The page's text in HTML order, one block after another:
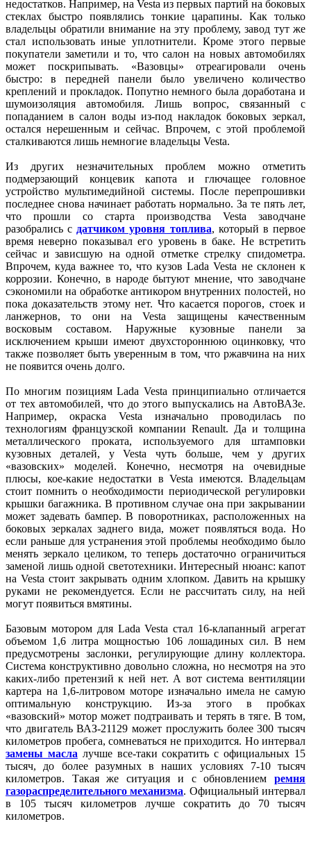
недостатков. Например, на Vesta из первых партий на боковых
стеклах быстро появлялись тонкие царапины. Как только
владельцы обратили внимание на эту проблему, завод тут же
стал использовать иные уплотнители. Кроме этого первые
покупатели заметили и то, что салон на новых автомобилях
может поскрипывать. «Вазовцы» отреагировали очень
быстро: в передней панели было увеличено количество
креплений и прокладок. Попутно немного была доработана и
шумоизоляция автомобиля. Лишь вопрос, связанный с
попаданием в салон воды из-под накладок боковых зеркал,
остался нерешенным и сейчас. Впрочем, с этой проблемой
сталкиваются лишь немногие владельцы Vesta.
Из других незначительных проблем можно отметить
подмерзающий концевик капота и глючащее головное
устройство мультимедийной системы. После перепрошивки
последнее снова начинает работать нормально. За те пять лет,
что прошли со старта производства Vesta заводчане
разобрались с датчиком уровня топлива, который в первое
время неверно показывал его уровень в баке. Не встретить
сейчас и зависшую на одной отметке стрелку спидометра.
Впрочем, куда важнее то, что кузов Lada Vesta не склонен к
коррозии. Конечно, в народе бытуют мнение, что заводчане
сэкономили на обработке антикором внутренних полостей, но
пока доказательств этому нет. Что касается порогов, стоек и
ланжернов, то они на Vesta защищены качественным
восковым составом. Наружные кузовные панели за
исключением крыши имеют двухстороннюю оцинковку, что
также позволяет быть уверенным в том, что ржавчина на них
не появится очень долго.
По многим позициям Lada Vesta принципиально отличается
от тех автомобилей, что до этого выпускались на АвтоВАЗе.
Например, окраска Vesta изначально проводилась по
технологиям французской компании Renault. Да и толщина
металлического проката, используемого для штамповки
кузовных деталей, у Vesta чуть больше, чем у других
«вазовских» моделей. Конечно, несмотря на очевидные
плюсы, кое-какие недостатки в Vesta имеются. Владельцам
стоит помнить о необходимости периодической регулировки
крышки багажника. В противном случае она при закрывании
может задевать бампер. В поворотниках, расположенных на
боковых зеркалах заднего вида, может появляться вода. Но
если раньше для устранения этой проблемы необходимо было
менять зеркало целиком, то теперь достаточно ограничиться
заменой лишь одной светотехники. Интересный нюанс: капот
на Vesta стоит закрывать одним хлопком. Давить на крышку
руками не рекомендуется. Если не рассчитать силу, на ней
могут появиться вмятины.
Базовым мотором для Lada Vesta стал 16-клапанный агрегат
объемом 1,6 литра мощностью 106 лошадиных сил. В нем
предусмотрены заслонки, регулирующие длину коллектора.
Система конструктивно довольно сложна, но несмотря на это
каких-либо претензий к ней нет. А вот система вентиляции
картера на 1,6-литровом моторе изначально имела не самую
оптимальную конструкцию. Из-за этого в пробках
«вазовский» мотор может подтраивать и терять в тяге. В том,
что двигатель ВАЗ-21129 может прослужить более 300 тысяч
километров пробега, сомневаться не приходится. Но интервал
замены масла лучше все-таки сократить с официальных 15
тысяч, до более разумных в наших условиях 7-10 тысяч
километров. Такая же ситуация и с обновлением ремня
газораспределительного механизма. Официальный интервал
в 105 тысяч километров лучше сократить до 70 тысяч
километров.